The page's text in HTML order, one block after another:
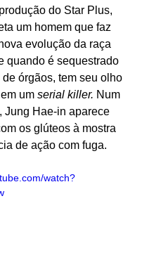
do Star Plus,
um homem que faz
evolução da raça
quando é sequestrado
de órgãos, tem seu olho
um serial killer. Num
Jung Hae-in aparece
os glúteos à mostra
de ação com fuga.
watch?